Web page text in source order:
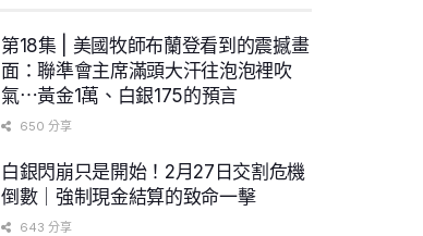
第18集 | 美國牧師布蘭登看到的震撼畫
面：聯準會主席滿頭大汗往泡泡裡吹
氣⋯黃金1萬、白銀175的預言
650 分享
白銀閃崩只是開始！2月27日交割危機
倒數｜強制現金結算的致命一擊
643 分享